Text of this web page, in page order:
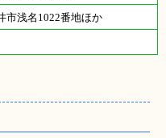
浅名1022番地ほか